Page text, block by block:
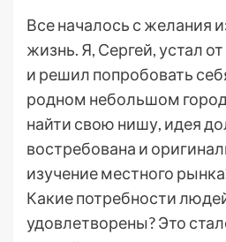
Все началось с желания
жизнь. Я, Сергей, устал
и решил попробовать
родном небольшом
найти свою нишу, идея
востребована и
изучение местного
Какие потребности
удовлетворены? Это